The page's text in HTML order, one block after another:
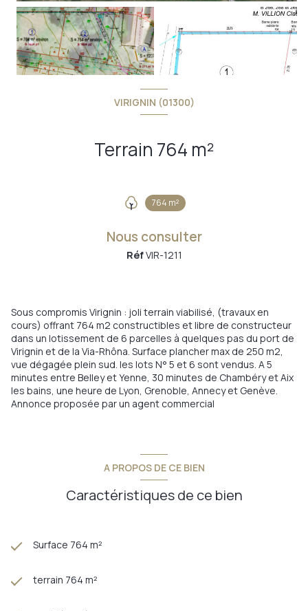
VIRIGNIN (01300)
Terrain 764 m²
764 m²
Nous consulter
RéfVIR-1211
Sous compromis Virignin : joli terrain viabilisé, (travaux en
cours) offrant 764 m2 constructibles et libre de constructeur
dans un lotissement de 6 parcelles à quelques pas du port de
Virignin et de la Via-Rhôna. Surface plancher max de 250 m2,
vue dégagée plein sud. les lots N° 5 et 6 sont vendus. A 5
minutes entre Belley et Yenne, 30 minutes de Chambéry et Aix
les bains, une heure de Lyon, Grenoble, Annecy et Genève.
Annonce proposée par un agent commercial
A PROPOS DE CE BIEN
Caractéristiques de ce bien
Surface 764 m²
terrain 764 m²